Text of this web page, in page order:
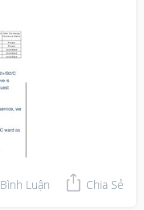
Bình Luận Chia Sẻ